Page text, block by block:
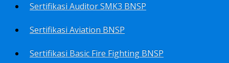
Sertifikasi Auditor SMK3 BNSP
Sertifikasi Aviation BNSP
Sertifikasi Basic Fire Fighting BNSP